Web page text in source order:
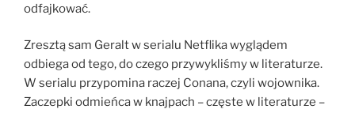
odfajkować.
Zresztą sam Geralt w serialu Netflika wyglądem
odbiega od tego, do czego przywykliśmy w literaturze.
W serialu przypomina raczej Conana, czyli wojownika.
Zaczepki odmieńca w knajpach – częste w literaturze –